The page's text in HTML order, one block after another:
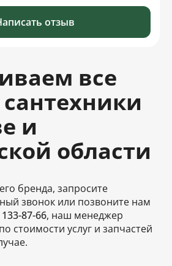
отзыв
все
и
области
бренда, запросите
звонок или позвоните нам
87-66, наш менеджер
стоимости услуг и запчастей